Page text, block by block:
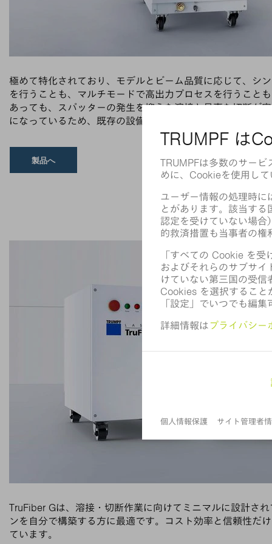
極めて特化されており、モデルとビーム品質に応じて、シ
を行うことも、マルチモードで高出力プロセスを行うこと
あっても、スパッターの発生を抑えた溶接と見事な切断が
になっているため、既存の設備に簡単に組み込むことが可
製品へ
TruFiber Gは、溶接・切断作業に向けてミニマルに設計さ
ンを自分で構築する方に最適です。コスト効率と信頼性だ
ています。